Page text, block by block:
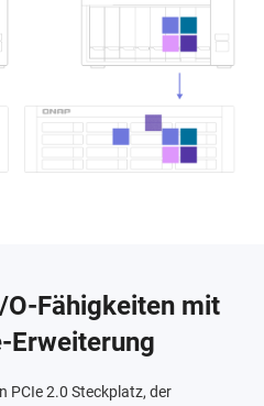
Fähigkeiten mit
Erweiterung
PCIe 2.0 Steckplatz, der